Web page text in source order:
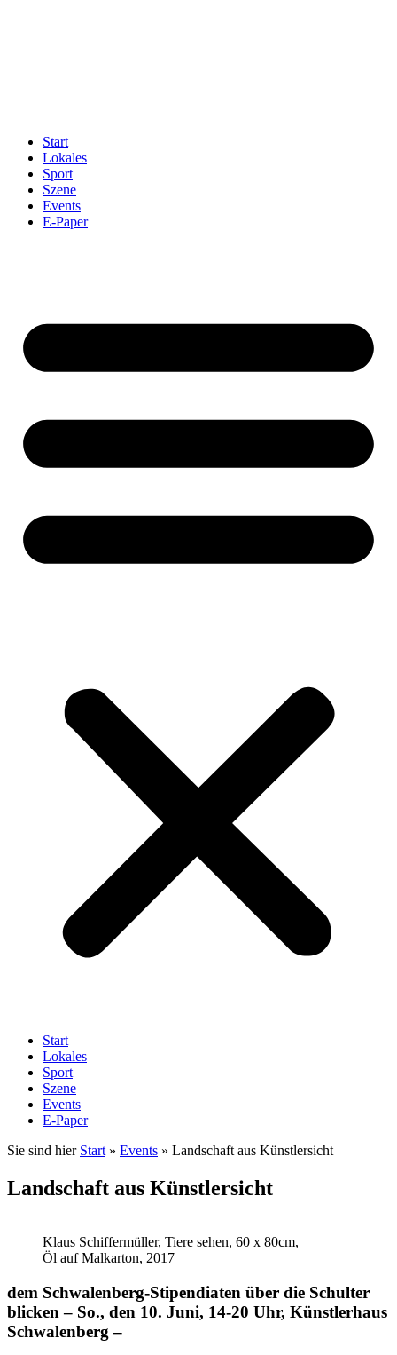
Start
Lokales
Sport
Szene
Events
E-Paper
Start
Lokales
Sport
Szene
Events
E-Paper
Sie sind hier Start » Events » Landschaft aus Künstlersicht
Landschaft aus Künstlersicht
Klaus Schiffermüller, Tiere sehen, 60 x 80cm,
Öl auf Malkarton, 2017
dem Schwalenberg-Stipendiaten über die Schulter
blicken – So., den 10. Juni, 14-20 Uhr, Künstlerhaus
Schwalenberg –